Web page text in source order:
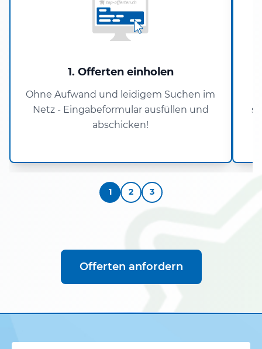
1. Offerten einholen
Ohne Aufwand und leidigem Suchen im
Netz - Eingabeformular ausfüllen und
abschicken!
1 2 3
Offerten anfordern